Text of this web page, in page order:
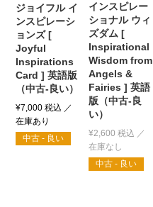
ジョイフル イ
ンスピレーシ
ョンズ [
Joyful
Inspirations
Card ] 英語版
（中古-良い）
¥7,000 税込
中古 - 良い
インスピレー
ショナル ウィ
ズダム [
Inspirational
Wisdom from
Angels &
Fairies ] 英語
版（中古-良
い）
¥2,600 税込
中古 - 良い